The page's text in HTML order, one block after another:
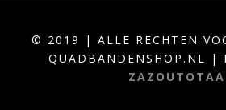
© 2019 | ALLE RECHTEN
QUADBANDENSHOP.NL |